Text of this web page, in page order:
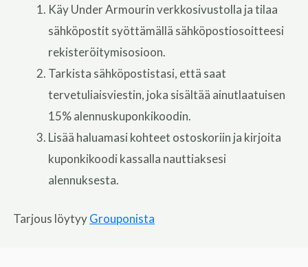
Käy Under Armourin verkkosivustolla ja tilaa
sähköpostit syöttämällä sähköpostiosoitteesi
rekisteröitymisosioon.
Tarkista sähköpostistasi, että saat
tervetuliaisviestin, joka sisältää ainutlaatuisen
15% alennuskuponkikoodin.
Lisää haluamasi kohteet ostoskoriin ja kirjoita
kuponkikoodi kassalla nauttiaksesi
alennuksesta.
Tarjous löytyyGrouponista